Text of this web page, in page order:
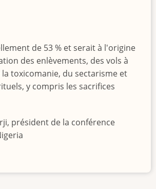
de 53 % et serait à l'origine
des enlèvements, des vols à
toxicomanie, du sectarisme et
y compris les sacrifices
président de la conférence